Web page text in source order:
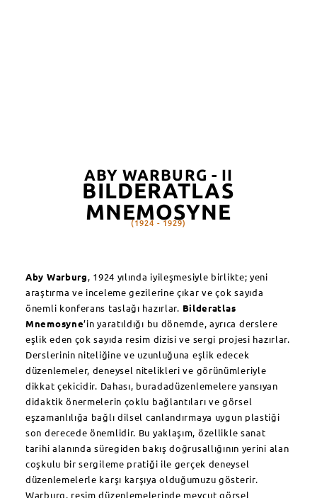
ABY WARBURG - II
BILDERATLAS
MNEMOSYNE
(1924 - 1929)
Aby Warburg, 1924 yılında iyileşmesiyle birlikte; yeni
araştırma ve inceleme gezilerine çıkar ve çok sayıda
önemli konferans taslağı hazırlar. Bilderatlas
Mnemosyne’in yaratıldığı bu dönemde, ayrıca derslere
eşlik eden çok sayıda resim dizisi ve sergi projesi hazırlar.
Derslerinin niteliğine ve uzunluğuna eşlik edecek
düzenlemeler, deneysel nitelikleri ve görünümleriyle
dikkat çekicidir. Dahası, buradadüzenlemelere yansıyan
didaktik önermelerin çoklu bağlantıları ve görsel
eşzamanlılığa bağlı dilsel canlandırmaya uygun plastiği
son derecede önemlidir. Bu yaklaşım, özellikle sanat
tarihi alanında süregiden bakış doğrusallığının yerini alan
coşkulu bir sergileme pratiği ile gerçek deneysel
düzenlemelerle karşı karşıya olduğumuzu gösterir.
Warburg, resim düzenlemelerinde mevcut görsel